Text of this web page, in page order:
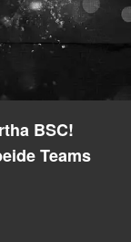
BSC!
Teams